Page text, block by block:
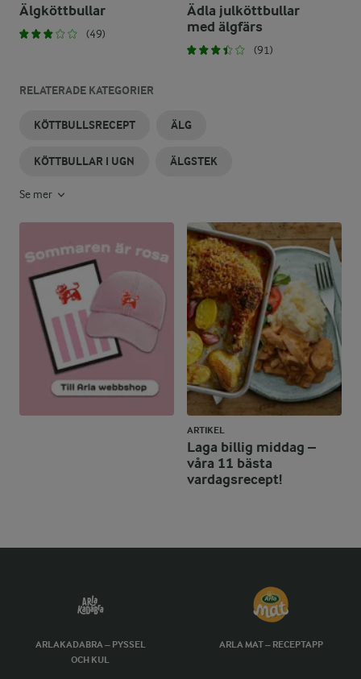
Älgköttbullar
(49)
Ädla julköttbullar
med älgfärs
(91)
RELATERADE KATEGORIER
KÖTTBULLSRECEPT ÄLG
KÖTTBULLAR I UGN ÄLGSTEK
Se mer
ARTIKEL
Laga billig middag –
våra 11 bästa
vardagsrecept!
ARLAKADABRA – PYSSEL
OCH KUL
ARLA MAT – RECEPTAPP